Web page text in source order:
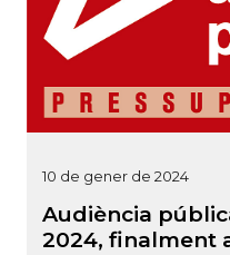
10 de gener de 2024
Audiència
2024, finalment